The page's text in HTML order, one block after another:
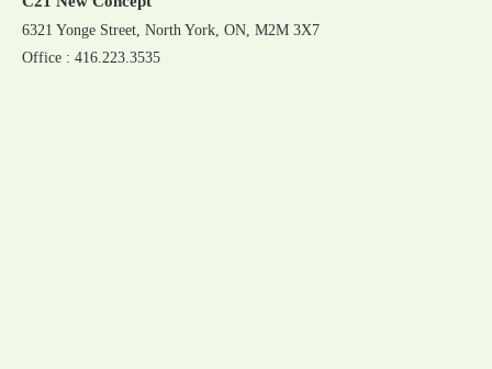
6321 Yonge Street, North York, ON, M2M 3X7
Office : 416.223.3535